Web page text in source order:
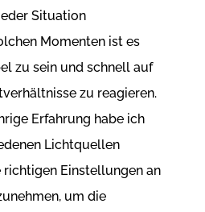
Situation
Momenten ist es
zu sein und schnell auf
zu reagieren.
Erfahrung habe ich
Lichtquellen
Einstellungen an
um die